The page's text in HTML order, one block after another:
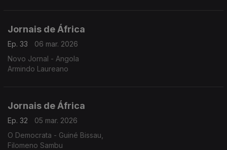
Jornais de África
Ep. 33
06 mar. 2026
Novo Jornal - Angola
Armindo Laureano
Jornais de África
Ep. 32
05 mar. 2026
O Democrata - Guiné Bissau,
Filomeno Sambu